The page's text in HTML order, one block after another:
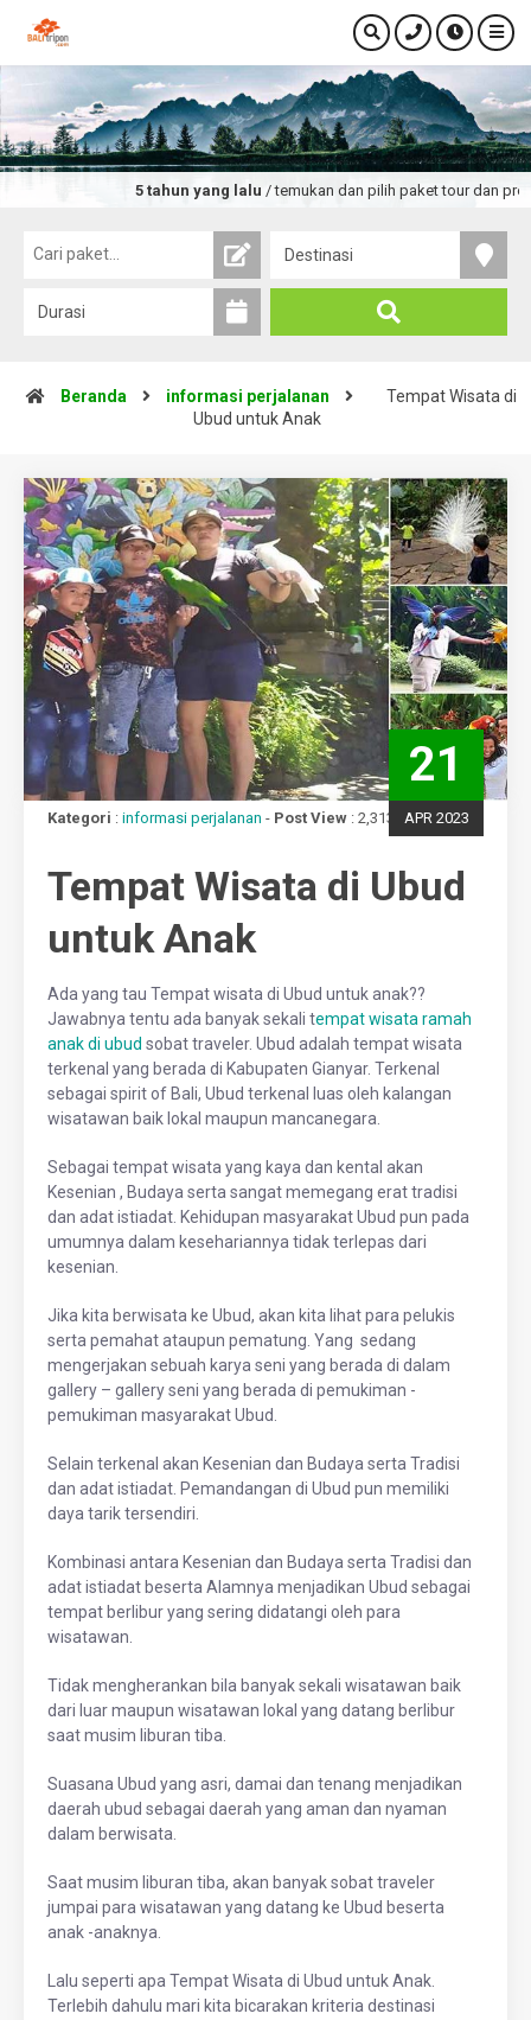
5 tahun yang lalu/ temukan dan pilih paket tour dan promo wisata
Beranda informasi perjalanan
Tempat Wisata di
Ubud untuk Anak
Kategori : informasi perjalanan - Post View : 2,313 views
21
APR 2023
Tempat Wisata di Ubud
untuk Anak
Ada yang tau Tempat wisata di Ubud untuk anak??
Jawabnya tentu ada banyak sekali tempat wisata ramah
anak di ubud sobat traveler. Ubud adalah tempat wisata
terkenal yang berada di Kabupaten Gianyar. Terkenal
sebagai spirit of Bali, Ubud terkenal luas oleh kalangan
wisatawan baik lokal maupun mancanegara.
Sebagai tempat wisata yang kaya dan kental akan
Kesenian , Budaya serta sangat memegang erat tradisi
dan adat istiadat. Kehidupan masyarakat Ubud pun pada
umumnya dalam kesehariannya tidak terlepas dari
kesenian.
Jika kita berwisata ke Ubud, akan kita lihat para pelukis
serta pemahat ataupun pematung. Yang sedang
mengerjakan sebuah karya seni yang berada di dalam
gallery – gallery seni yang berada di pemukiman -
pemukiman masyarakat Ubud.
Selain terkenal akan Kesenian dan Budaya serta Tradisi
dan adat istiadat. Pemandangan di Ubud pun memiliki
daya tarik tersendiri.
Kombinasi antara Kesenian dan Budaya serta Tradisi dan
adat istiadat beserta Alamnya menjadikan Ubud sebagai
tempat berlibur yang sering didatangi oleh para
wisatawan.
Tidak mengherankan bila banyak sekali wisatawan baik
dari luar maupun wisatawan lokal yang datang berlibur
saat musim liburan tiba.
Suasana Ubud yang asri, damai dan tenang menjadikan
daerah ubud sebagai daerah yang aman dan nyaman
dalam berwisata.
Saat musim liburan tiba, akan banyak sobat traveler
jumpai para wisatawan yang datang ke Ubud beserta
anak -anaknya.
Lalu seperti apa Tempat Wisata di Ubud untuk Anak.
Terlebih dahulu mari kita bicarakan kriteria destinasi